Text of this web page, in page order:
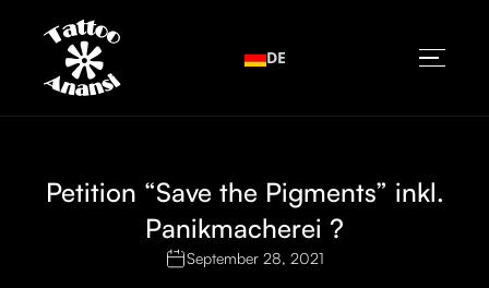
DE
Petition “Save the Pigments” inkl.
Panikmacherei ?
September 28, 2021